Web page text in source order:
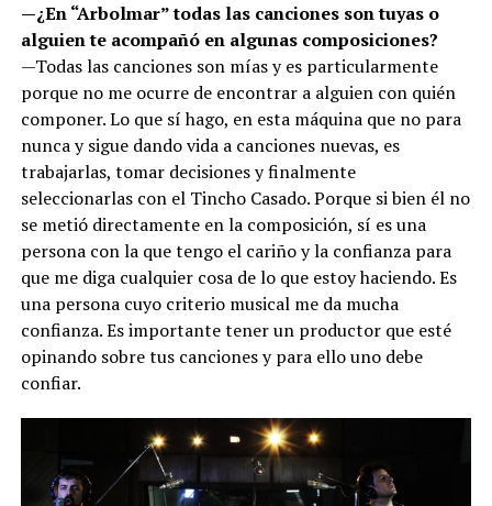
—¿En “Arbolmar” todas las canciones son tuyas o
alguien te acompañó en algunas composiciones?
—Todas las canciones son mías y es particularmente
porque no me ocurre de encontrar a alguien con quién
componer. Lo que sí hago, en esta máquina que no para
nunca y sigue dando vida a canciones nuevas, es
trabajarlas, tomar decisiones y finalmente
seleccionarlas con el Tincho Casado. Porque si bien él no
se metió directamente en la composición, sí es una
persona con la que tengo el cariño y la confianza para
que me diga cualquier cosa de lo que estoy haciendo. Es
una persona cuyo criterio musical me da mucha
confianza. Es importante tener un productor que esté
opinando sobre tus canciones y para ello uno debe
confiar.